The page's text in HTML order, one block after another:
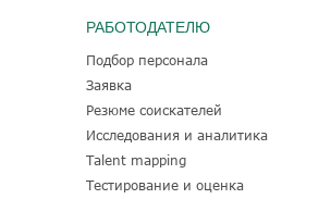
РАБОТОДАТЕЛЮ
Подбор персонала
Заявка
Резюме соискателей
Исследования и аналитика
Talent mapping
Тестирование и оценка